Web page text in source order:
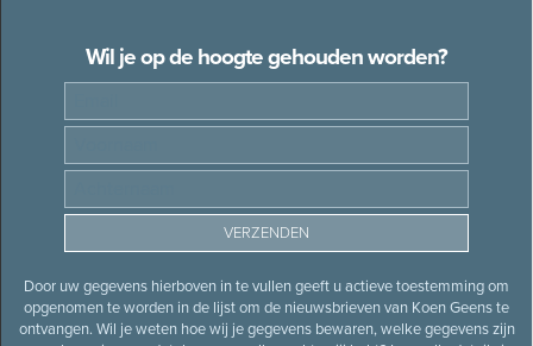
Wil je op de hoogte gehouden worden?
Door uw gegevens hierboven in te vullen geeft u actieve toestemming om
opgenomen te worden in de lijst om de nieuwsbrieven van Koen Geens te
ontvangen. Wil je weten hoe wij je gegevens bewaren, welke gegevens zijn